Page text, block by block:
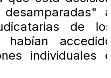
de
habían
individuales